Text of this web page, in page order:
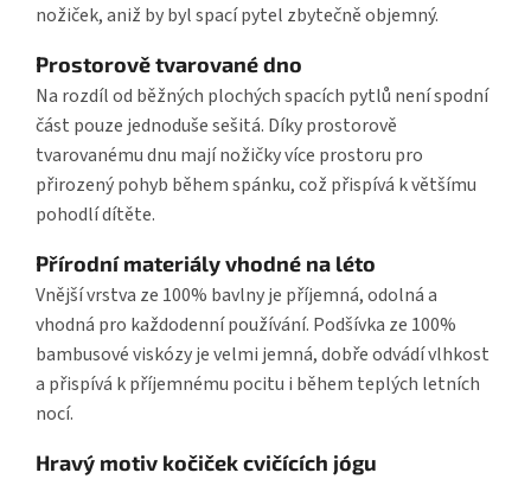
nožiček, aniž by byl spací pytel zbytečně objemný.
Prostorově tvarované dno
Na rozdíl od běžných plochých spacích pytlů není spodní
část pouze jednoduše sešitá. Díky prostorově
tvarovanému dnu mají nožičky více prostoru pro
přirozený pohyb během spánku, což přispívá k většímu
pohodlí dítěte.
Přírodní materiály vhodné na léto
Vnější vrstva ze 100% bavlny je příjemná, odolná a
vhodná pro každodenní používání. Podšívka ze 100%
bambusové viskózy je velmi jemná, dobře odvádí vlhkost
a přispívá k příjemnému pocitu i během teplých letních
nocí.
Hravý motiv kočiček cvičících jógu